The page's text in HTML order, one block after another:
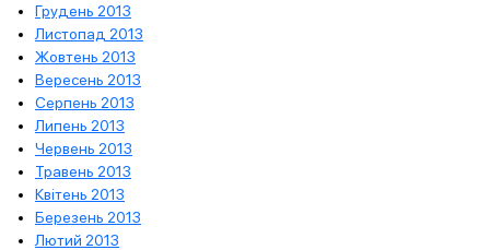
Грудень 2013
Листопад 2013
Жовтень 2013
Вересень 2013
Серпень 2013
Липень 2013
Червень 2013
Травень 2013
Квітень 2013
Березень 2013
Лютий 2013